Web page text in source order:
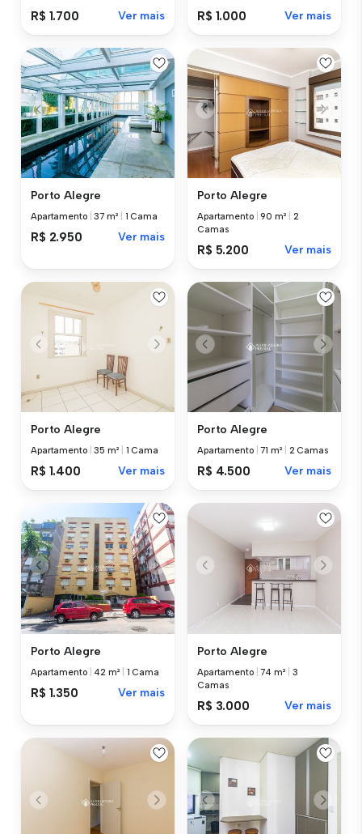
R$ 1.700 Ver mais R$ 1.000 Ver mais
Porto Alegre
Apartamento |37 m² 1 Cama
R$ 2.950 Ver mais
Porto Alegre
Apartamento |90 m²
2
Camas
R$ 5.200 Ver mais
Porto Alegre
Apartamento |35 m² 1 Cama
R$ 1.400 Ver mais
Porto Alegre
Apartamento |71 m² 2 Camas
R$ 4.500 Ver mais
Porto Alegre
Apartamento 42 m² 1 Cama
R$ 1.350 Ver mais
Porto Alegre
Apartamento |74 m²
3
Camas
R$ 3.000 Ver mais